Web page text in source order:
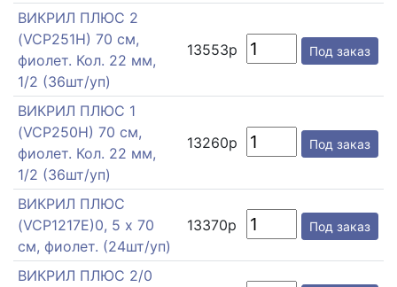
ВИКРИЛ ПЛЮС 2
(VCP251H) 70 см,
фиолет. Кол. 22 мм,
1/2 (36шт/уп)
13553р Под заказ
ВИКРИЛ ПЛЮС 1
(VCP250H) 70 см,
фиолет. Кол. 22 мм,
1/2 (36шт/уп)
13260р Под заказ
ВИКРИЛ ПЛЮС
(VCP1217E)0, 5 х 70
см, фиолет. (24шт/уп)
13370р Под заказ
ВИКРИЛ ПЛЮС 2/0